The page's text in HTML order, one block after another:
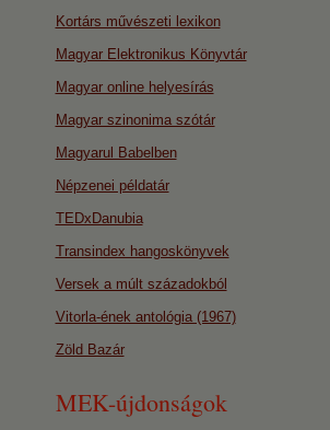
Kortárs művészeti lexikon
Magyar Elektronikus Könyvtár
Magyar online helyesírás
Magyar szinonima szótár
Magyarul Babelben
Népzenei példatár
TEDxDanubia
Transindex hangoskönyvek
Versek a múlt századokból
Vitorla-ének antológia (1967)
Zöld Bazár
MEK-újdonságok